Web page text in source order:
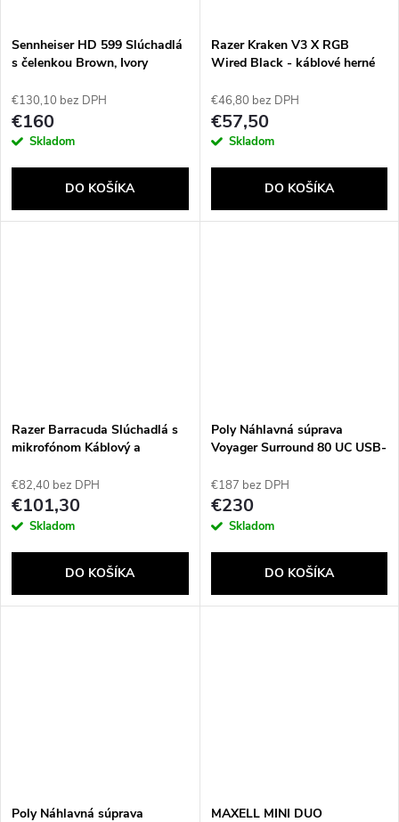
Sennheiser HD 599 Slúchadlá
s čelenkou Brown, Ivory
€130,10 bez DPH
€160
Skladom
DO KOŠÍKA
Razer Kraken V3 X RGB
Wired Black - káblové herné
(čierne)
€46,80 bez DPH
€57,50
Skladom
DO KOŠÍKA
Razer Barracuda Slúchadlá s
mikrofónom Káblový a
hudba USB Typ-C Bluetooth
Čierna
€82,40 bez DPH
€101,30
Skladom
DO KOŠÍKA
Poly Náhlavná súprava
Voyager Surround 80 UC USB-
Teams + adaptér USB-C/A
€187 bez DPH
€230
Skladom
DO KOŠÍKA
Poly Náhlavná súprava
MAXELL MINI DUO